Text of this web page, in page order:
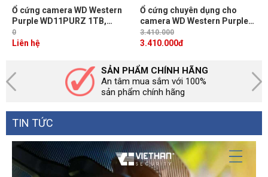
Ổ cứng camera WD Western
Purple WD11PURZ 1TB,
SATA 3, 64MB Cache, Vòng
quay 5400RPM
0
Liên hệ
Ổ cứng chuyên dụng cho
camera WD Western Purple
WD23PURZ 2TB, SATA 3,
vòng quay 5400RPM
3.410.000
3.410.000đ
SẢN PHẨM CHÍNH HÃNG
An tâm mua sắm với 100%
sản phẩm chính hãng
TIN TỨC